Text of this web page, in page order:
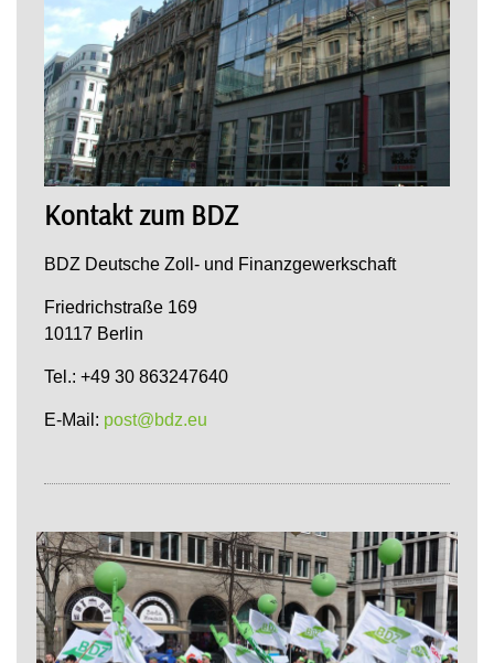
Kontakt zum BDZ
BDZ Deutsche Zoll- und Finanzgewerkschaft
Friedrichstraße 169
10117 Berlin
Tel.: +49 30 863247640
E-Mail: post@bdz.eu